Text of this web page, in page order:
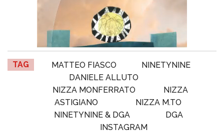
TAG MATTEO FIASCO
NINETYNINE
DANIELE ALLUTO
NIZZA MONFERRATO
NIZZA
ASTIGIANO
NIZZA M.TO
NINETYNINE & DGA
DGA
INSTAGRAM